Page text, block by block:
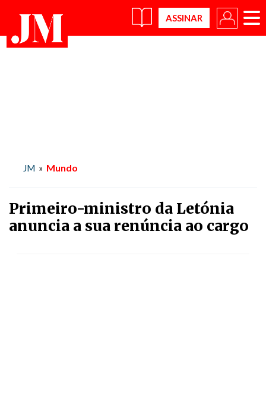
×
JM » Mundo
Primeiro-ministro da Letónia
anuncia a sua renúncia ao cargo